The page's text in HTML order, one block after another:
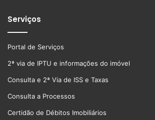
Serviços
Portal de Serviços
2ª via de IPTU e informações do imóvel
Consulta e 2ª Via de ISS e Taxas
Consulta a Processos
Certidão de Débitos Imobiliários